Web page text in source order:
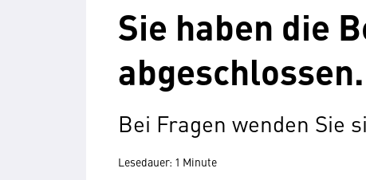
Sie haben die
abgeschlossen.
Bei Fragen wenden Sie
Lesedauer: 1 Minute